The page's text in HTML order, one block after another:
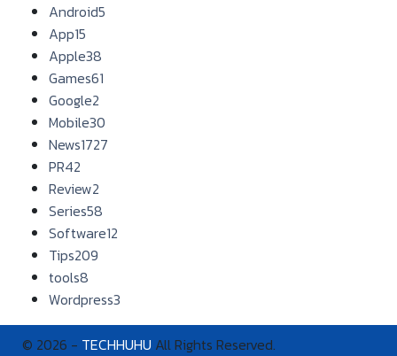
Android5
App15
Apple38
Games61
Google2
Mobile30
News1727
PR42
Review2
Series58
Software12
Tips209
tools8
Wordpress3
© 2026 - TECHHUHU All Rights Reserved.